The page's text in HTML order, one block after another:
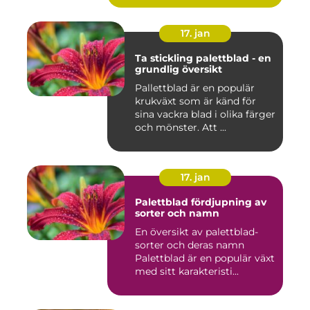
17. jan
Ta stickling palettblad - en
grundlig översikt
Pallettblad är en populär
krukväxt som är känd för
sina vackra blad i olika färger
och mönster. Att ...
17. jan
Palettblad fördjupning av
sorter och namn
En översikt av palettblad-
sorter och deras namn
Palettblad är en populär växt
med sitt karakteristi...